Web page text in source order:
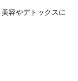
容やデトックスに